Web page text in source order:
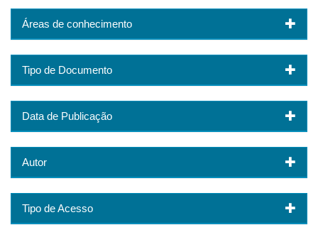
Áreas de conhecimento
Tipo de Documento
Data de Publicação
Autor
Tipo de Acesso